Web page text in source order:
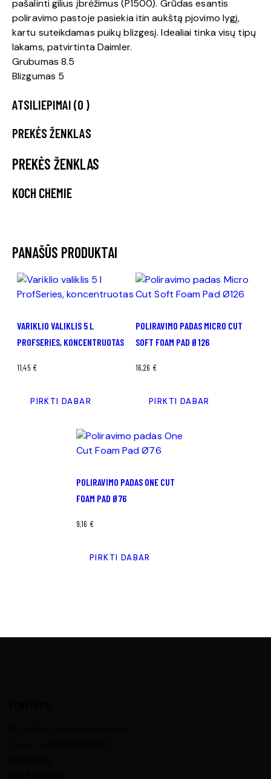
pašalinti gilius įbrėžimus (P1500). Grūdas esantis
poliravimo pastoje pasiekia itin aukštą pjovimo lygį,
kartu suteikdamas puikų blizgesį. Idealiai tinka visų tipų
lakams, patvirtinta Daimler.
Grubumas 8.5
Blizgumas 5
ATSILIEPIMAI (0 )
PREKĖS ŽENKLAS
PREKĖS ŽENKLAS
KOCH CHEMIE
PANAŠŪS PRODUKTAI
VARIKLIO VALIKLIS 5 L
PROFSERIES, KONCENTRUOTAS
11,45 €
PIRKTI DABAR
POLIRAVIMO PADAS MICRO CUT
SOFT FOAM PAD Ø126
16,26 €
PIRKTI DABAR
POLIRAVIMO PADAS ONE CUT
FOAM PAD Ø76
9,16 €
PIRKTI DABAR